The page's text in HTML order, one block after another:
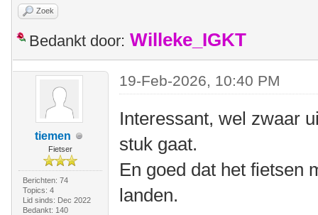
Zoek
Bedankt door: Willeke_IGKT
tiemen
Fietser
Berichten: 74
Topics: 4
Lid sinds: Dec 2022
Bedankt: 140
19-Feb-2026, 10:40 PM
Interessant, wel zwaar
stuk gaat.
En goed dat het fietsen
landen.